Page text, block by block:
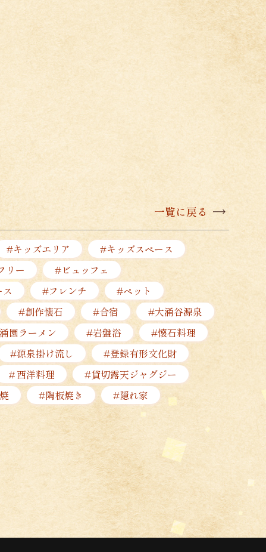
一覧に戻る
#キッズエリア
#キッズスペース
リー
#ビュッフェ
#フレンチ
#ペット
#創作懐石 #合宿
#大涌谷源泉
園ラーメン #岩盤浴
#懐石料理
#源泉掛け流し
#登録有形文化財
＃西洋料理
#貸切露天ジャグジー
#陶板焼き
#隠れ家